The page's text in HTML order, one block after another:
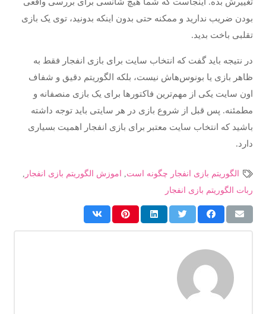
بودن ضریب ندارید و ممکنه حتی بدون اینکه بدونید، توی یک بازی
تقلبی باخت بدید.
در نتیجه باید گفت که انتخاب سایت برای بازی انفجار فقط به
ظاهر بازی یا بونوس‌هاش نیست، بلکه الگوریتم دقیق و شفاف
اون سایت یکی از مهم‌ترین فاکتورها برای یک بازی منصفانه و
مطمئنه. پس قبل از شروع بازی در هر سایتی باید توجه داشته
باشید که انتخاب سایت معتبر برای بازی انفجار اهمیت بسیاری
دارد.
الگوریتم بازی انفجار چگونه است اموزش الگوریتم بازی انفجار
ربات الگوریتم بازی انفجار